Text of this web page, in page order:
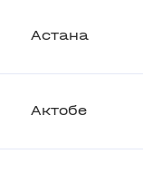
Астана
Актобе